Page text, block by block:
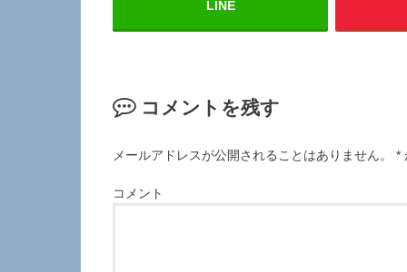
LINE
コメントを残す
メールアドレスが公開されることはありません。 *
コメント